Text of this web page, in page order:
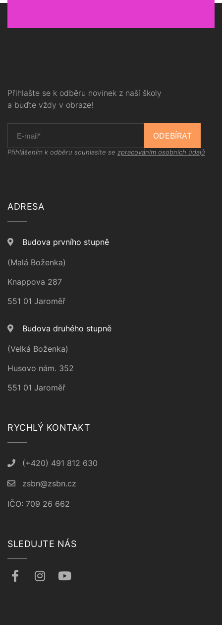
Přihlašte se k odběru novinek z naší školy
a buďte vždy v obraze!
ODEBÍRAT
Přihlášením k odběru souhlasíte se zpracováním osobních údajů
ADRESA
Budova prvního stupně
(Malá Boženka)
Knappova 287
551 01 Jaroměř
Budova druhého stupně
(Velká Boženka)
Husovo nám. 352
551 01 Jaroměř
RYCHLÝ KONTAKT
(+420) 491 812 630
zsbn@zsbn.cz
IČO: 709 26 662
SLEDUJTE NÁS